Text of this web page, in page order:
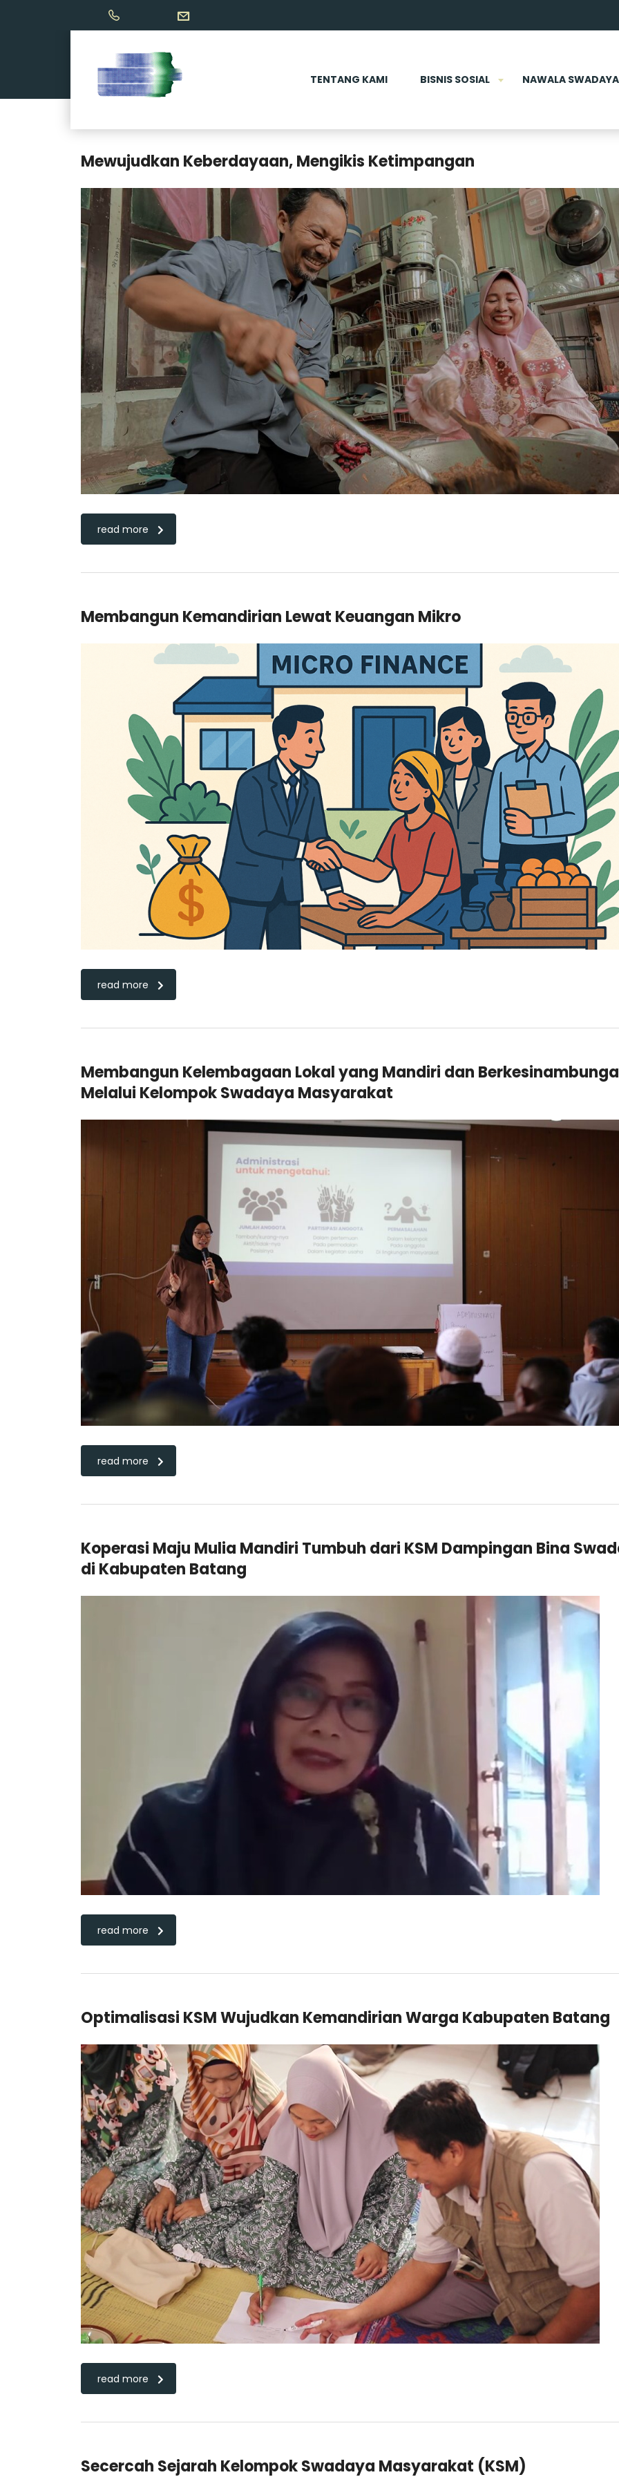
TENTANG KAMI BISNIS SOSIAL NAWALA SWADAYA
Mewujudkan Keberdayaan, Mengikis Ketimpangan
read more
Membangun Kemandirian Lewat Keuangan Mikro
read more
Membangun Kelembagaan Lokal yang Mandiri dan
Melalui Kelompok Swadaya Masyarakat
read more
Koperasi Maju Mulia Mandiri Tumbuh dari KSM Dampingan Bina
di Kabupaten Batang
read more
Optimalisasi KSM Wujudkan Kemandirian Warga Kabupaten Batang
read more
Secercah Sejarah Kelompok Swadaya Masyarakat (KSM)